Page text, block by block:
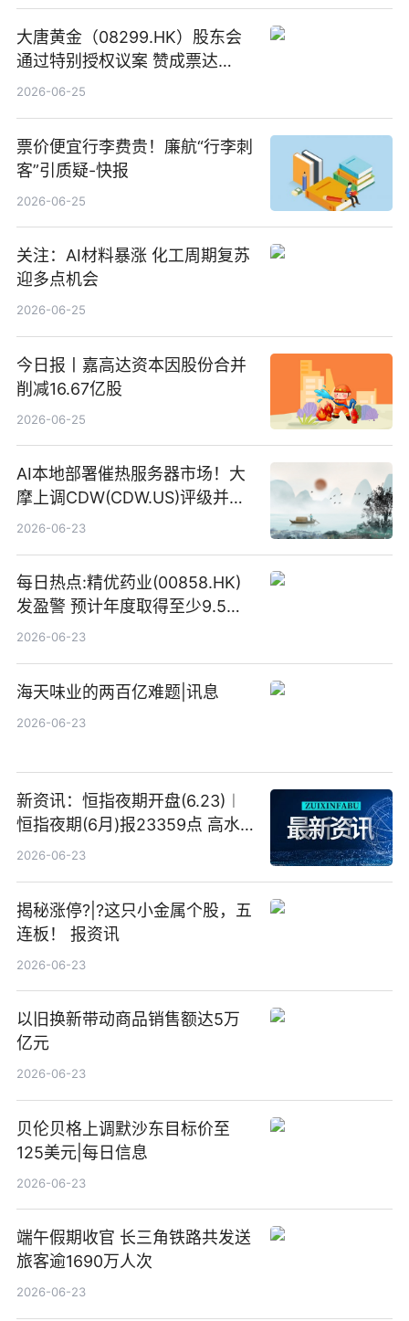
大唐黄金（08299.HK）股东会
通过特别授权议案 赞成票达
100%_新动态
2026-06-25
票价便宜行李费贵！廉航“行李刺
客”引质疑-快报
2026-06-25
关注：AI材料暴涨 化工周期复苏
迎多点机会
2026-06-25
今日报丨嘉高达资本因股份合并
削减16.67亿股
2026-06-25
AI本地部署催热服务器市场！大
摩上调CDW(CDW.US)评级并看
高IBM(IBM.US)戴尔(DELL.US)
2026-06-23
每日热点:精优药业(00858.HK)
发盈警 预计年度取得至少9.5亿
港元的亏损 同比盈转亏
2026-06-23
海天味业的两百亿难题|讯息
2026-06-23
新资讯：恒指夜期开盘(6.23)︱
恒指夜期(6月)报23359点 高水
23点
2026-06-23
揭秘涨停?|?这只小金属个股，五
连板！ 报资讯
2026-06-23
以旧换新带动商品销售额达5万
亿元
2026-06-23
贝伦贝格上调默沙东目标价至
125美元|每日信息
2026-06-23
端午假期收官 长三角铁路共发送
旅客逾1690万人次
2026-06-23